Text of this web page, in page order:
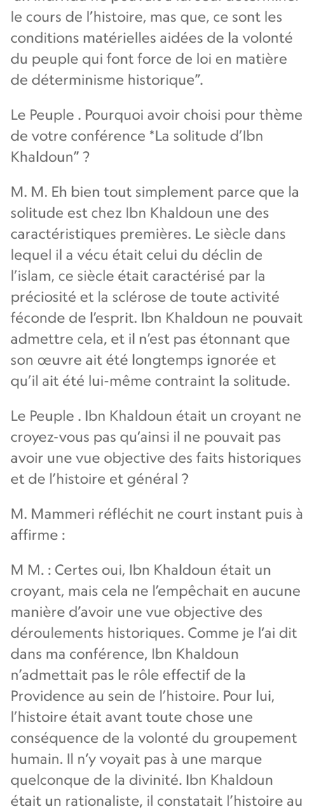
le cours de l’histoire, mas que, ce sont les
conditions matérielles aidées de la volonté
du peuple qui font force de loi en matière
de déterminisme historique”.
Le Peuple . Pourquoi avoir choisi pour thème
de votre conférence *La solitude d’Ibn
Khaldoun” ?
M. M. Eh bien tout simplement parce que la
solitude est chez Ibn Khaldoun une des
caractéristiques premières. Le siècle dans
lequel il a vécu était celui du déclin de
l’islam, ce siècle était caractérisé par la
préciosité et la sclérose de toute activité
féconde de l’esprit. Ibn Khaldoun ne pouvait
admettre cela, et il n’est pas étonnant que
son œuvre ait été longtemps ignorée et
qu’il ait été lui-même contraint la solitude.
Le Peuple . Ibn Khaldoun était un croyant ne
croyez-vous pas qu’ainsi il ne pouvait pas
avoir une vue objective des faits historiques
et de l’histoire et général ?
M. Mammeri réfléchit ne court instant puis à
affirme :
M M. : Certes oui, Ibn Khaldoun était un
croyant, mais cela ne l’empêchait en aucune
manière d’avoir une vue objective des
déroulements historiques. Comme je l’ai dit
dans ma conférence, Ibn Khaldoun
n’admettait pas le rôle effectif de la
Providence au sein de l’histoire. Pour lui,
l’histoire était avant toute chose une
conséquence de la volonté du groupement
humain. Il n’y voyait pas à une marque
quelconque de la divinité. Ibn Khaldoun
était un rationaliste, il constatait l’histoire au